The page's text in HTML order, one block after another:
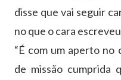
disse que vai seguir
no que o cara
“É com um aperto no
de missão cumprida